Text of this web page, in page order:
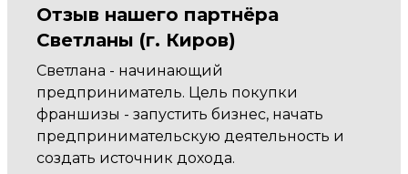
Отзыв нашего партнёра
Светланы (г. Киров)
Светлана - начинающий
предприниматель. Цель покупки
франшизы - запустить бизнес, начать
предпринимательскую деятельность и
создать источник дохода.